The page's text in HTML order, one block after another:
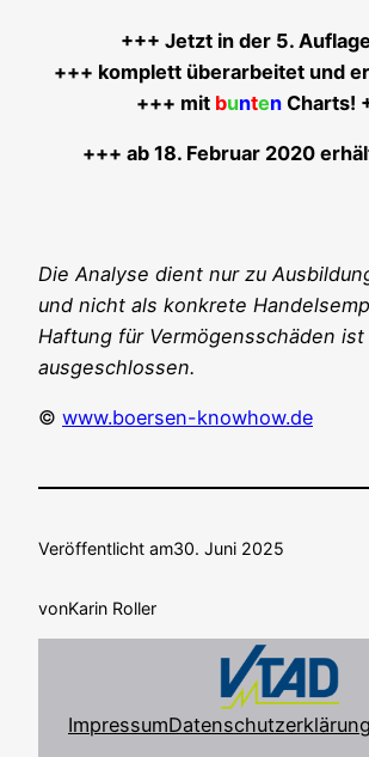
+++ Jetzt in der 5.
+++ kom­plett über­ar­bei­tet und
+++ mit buntenCharts!
+++ ab 18. Febru­ar 2020
Die Ana­ly­se dient nur zu
und nicht als kon­kre­te
Haf­tung für Ver­mö­gens­schä­den ist
ausgeschlossen.
© www.boersen-knowhow.de
Veröffentlicht am30. Juni 2025
vonKarin Roller
ImpressumDatenschutzerklärung